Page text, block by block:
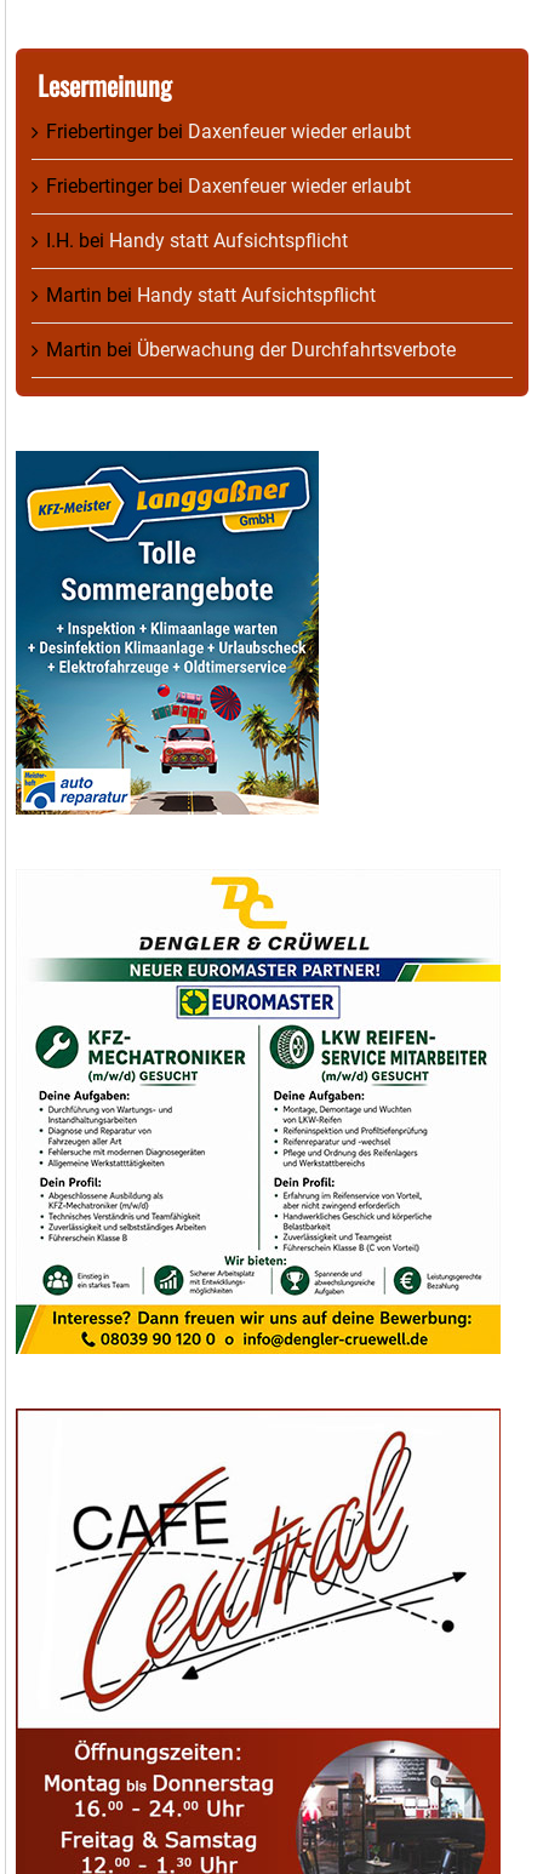
Lesermeinung
Friebertingerbei Daxenfeuer wieder erlaubt
Friebertingerbei Daxenfeuer wieder erlaubt
I.H. bei Handy statt Aufsichtspflicht
Martin bei Handy statt Aufsichtspflicht
Martin bei Überwachung der Durchfahrtsverbote